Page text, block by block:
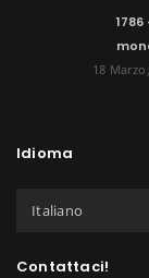
18
Idioma
e
Contattaci!